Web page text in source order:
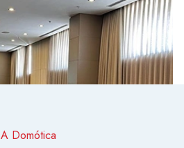
A Domótica